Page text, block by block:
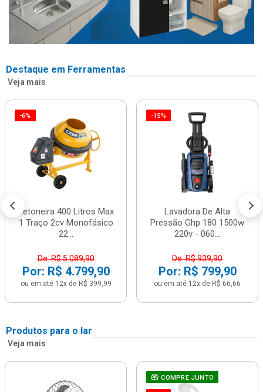
Destaque em Ferramentas
Veja mais
-6%
Betoneira 400 Litros Max
1 Traço 2cv Monofásico
22...
De: R$ 5.089,90
Por: R$ 4.799,90
ou em até 12x de R$ 399,99
-15%
Lavadora De Alta
Pressão Ghp 180 1500w
220v - 060...
De: R$ 939,90
Por: R$ 799,90
ou em até 12x de R$ 66,66
Produtos para o lar
Veja mais
COMPRE JUNTO